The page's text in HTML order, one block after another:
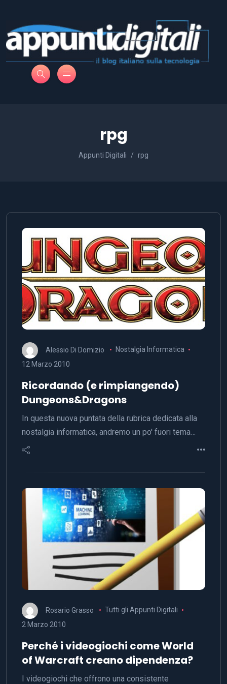
rpg
Appunti Digitali rpg
Alessio Di Domizio
Nostalgia Informatica
12 Marzo 2010
Ricordando (e rimpiangendo)
Dungeons&Dragons
In questa nuova puntata della rubrica dedicata alla
nostalgia informatica, andremo un po' fuori tema…
Rosario Grasso
Tutti gli Appunti Digitali
2 Marzo 2010
Perché i videogiochi come World
of Warcraft creano dipendenza?
I videogiochi che offrono una consistente